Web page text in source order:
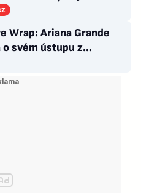
zápasů v kariéře
Wrap: Ariana Grande
svém ústupu z
a Sophia z
dává pauzu od skupiny